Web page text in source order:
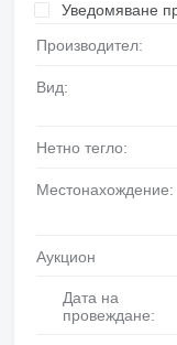
Уведомяване
Производител:
Вид:
Нетно тегло:
Местонахождение:
Аукцион
Дата на
провеждане: